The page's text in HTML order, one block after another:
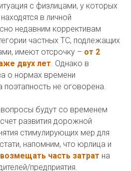
с физлицами, у которых
в личной
недавним коррективам
частных ТС, подлежащих
имеют отсрочку – от 2
двух лет. Однако в
о нормах времени
поэтапность не оговорена.
будут со временем
развития дорожной
стимулирующих мер для
напомним, что юрлица и
возмещать часть затрат на
предприятия.